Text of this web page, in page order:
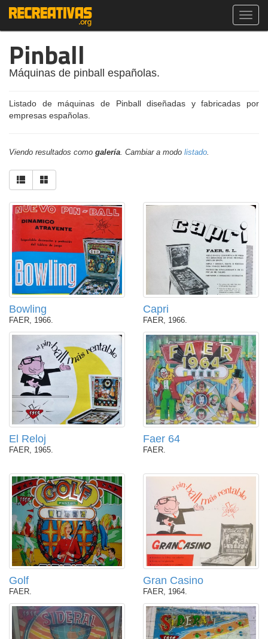
Pinball
Máquinas de pinball españolas.
Listado de máquinas de Pinball diseñadas y fabricadas por
empresas españolas.
Viendo resultados como galería. Cambiar a modo listado.
Bowling
FAER, 1966.
Capri
FAER, 1966.
El Reloj
FAER, 1965.
Faer 64
FAER.
Golf
FAER.
Gran Casino
FAER, 1964.